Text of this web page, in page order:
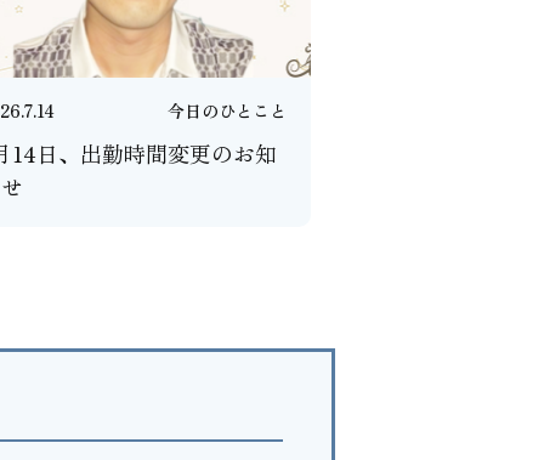
今日のひとこと
14日、出勤時間変更のお知